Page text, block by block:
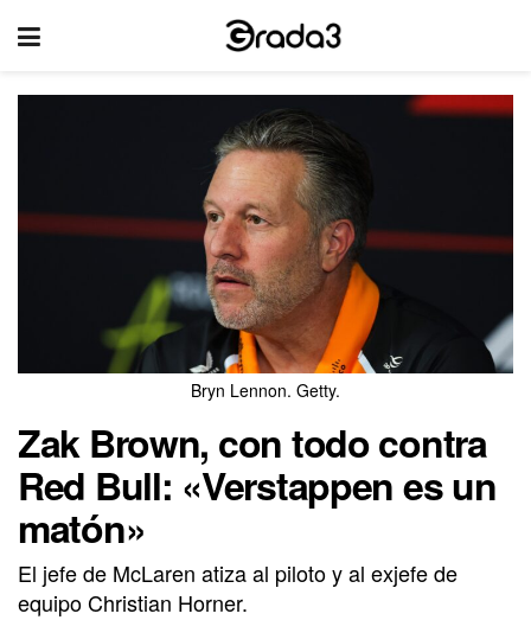
Bryn Lennon. Getty.
Zak Brown, con todo contra
Red Bull: «Verstappen es un
matón»
El jefe de McLaren atiza al piloto y al exjefe de
equipo Christian Horner.